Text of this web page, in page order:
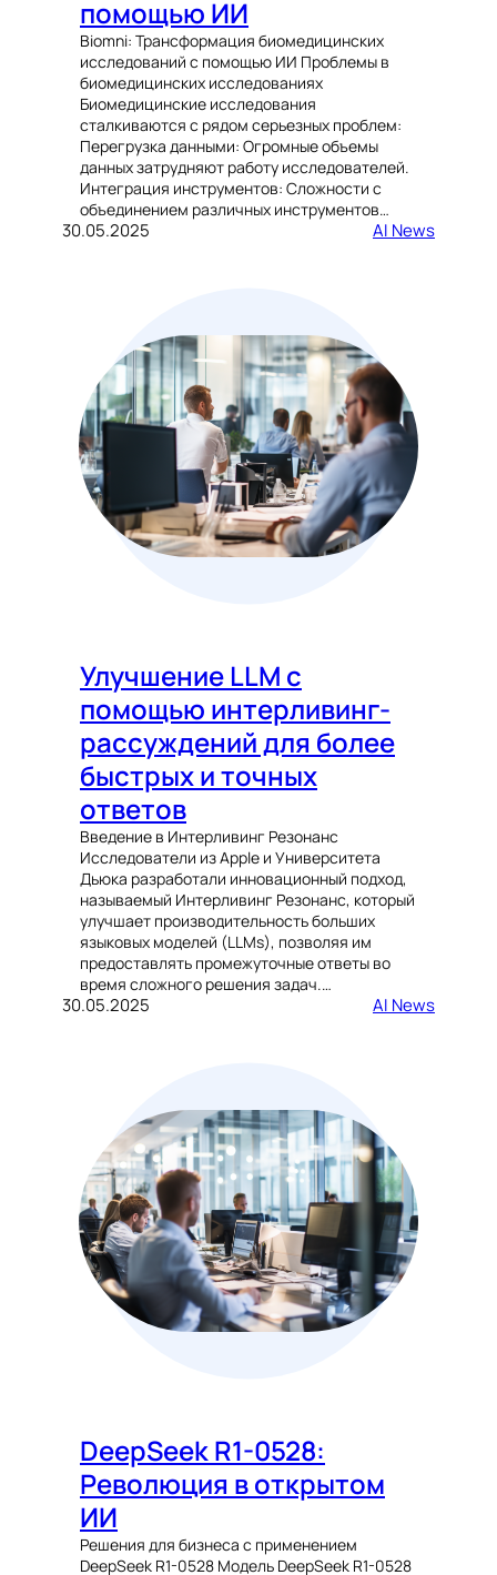
помощью ИИ
Biomni: Трансформация биомедицинских
исследований с помощью ИИ Проблемы в
биомедицинских исследованиях
Биомедицинские исследования
сталкиваются с рядом серьезных проблем:
Перегрузка данными: Огромные объемы
данных затрудняют работу исследователей.
Интеграция инструментов: Сложности с
объединением различных инструментов…
30.05.2025 AI News
Улучшение LLM с
помощью интерливинг-
рассуждений для более
быстрых и точных
ответов
Введение в Интерливинг Резонанс
Исследователи из Apple и Университета
Дьюка разработали инновационный подход,
называемый Интерливинг Резонанс, который
улучшает производительность больших
языковых моделей (LLMs), позволяя им
предоставлять промежуточные ответы во
время сложного решения задач.…
30.05.2025 AI News
DeepSeek R1-0528:
Революция в открытом
ИИ
Решения для бизнеса с применением
DeepSeek R1-0528 Модель DeepSeek R1-0528